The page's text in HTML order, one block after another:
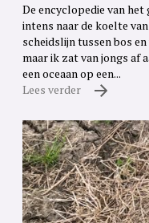
De encyclopedie van
intens naar de koelte
scheidslijn tussen bos
maar ik zat van jongs af
een oceaan op een...
Lees verder